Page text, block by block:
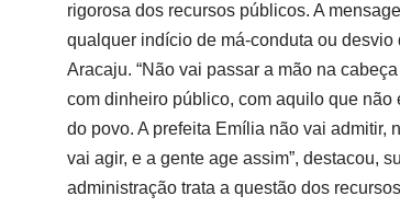
rigorosa dos recursos públicos. A
qualquer indício de má-conduta ou
Aracaju. “Não vai passar a mão na
com dinheiro público, com aquilo que
do povo. A prefeita Emília não vai admitir,
vai agir, e a gente age assim”, destacou,
administração trata a questão dos